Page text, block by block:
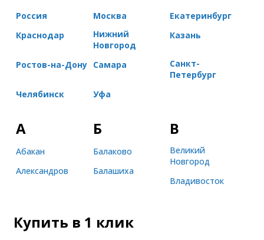
Россия Москва
Екатеринбург
Краснодар
Нижний
Новгород
Казань
Ростов-на-Дону Самара
Санкт-
Петербург
Челябинск
Уфа
А
Абакан
Александров
Ангарск
Б
Балаково
Балашиха
Белгород
В
Великий
Новгород
Владивосток
Купить в 1 клик